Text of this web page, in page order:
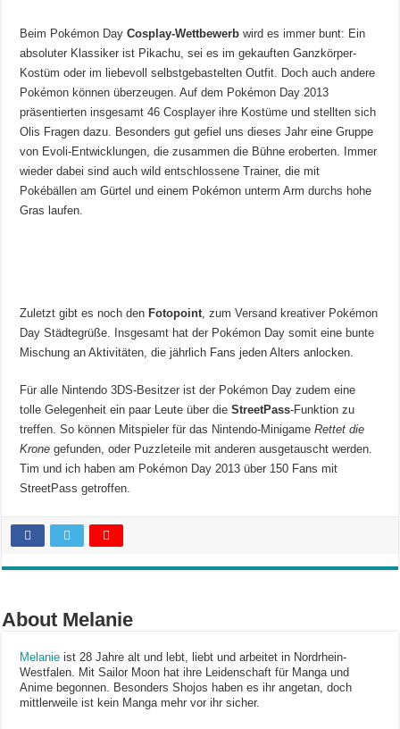
Beim Pokémon DayCosplay-Wettbewerb wird es immer bunt: Ein
absoluter Klassiker ist Pikachu, sei es im gekauften Ganzkörper-
Kostüm oder im liebevoll selbstgebastelten Outfit. Doch auch andere
Pokémon können überzeugen. Auf dem Pokémon Day 2013
präsentierten insgesamt 46 Cosplayer ihre Kostüme und stellten sich
Olis Fragen dazu. Besonders gut gefiel uns dieses Jahr eine Gruppe
von Evoli-Entwicklungen, die zusammen die Bühne eroberten. Immer
wieder dabei sind auch wild entschlossene Trainer, die mit
Pokébällen am Gürtel und einem Pokémon unterm Arm durchs hohe
Gras laufen.
Zuletzt gibt es noch den Fotopoint, zum Versand kreativer Pokémon
Day Städtegrüße. Insgesamt hat der Pokémon Day somit eine bunte
Mischung an Aktivitäten, die jährlich Fans jeden Alters anlocken.
Für alle Nintendo 3DS-Besitzer ist der Pokémon Day zudem eine
tolle Gelegenheit ein paar Leute über dieStreetPass-Funktion zu
treffen. So können Mitspieler für das Nintendo-MinigameRettet die
Krone gefunden, oder Puzzleteile mit anderen ausgetauscht werden.
Tim und ich haben am Pokémon Day 2013 über 150 Fans mit
StreetPass getroffen.
About Melanie
Melanie ist 28 Jahre alt und lebt, liebt und arbeitet in Nordrhein-
Westfalen. Mit Sailor Moon hat ihre Leidenschaft für Manga und
Anime begonnen. Besonders Shojos haben es ihr angetan, doch
mittlerweile ist kein Manga mehr vor ihr sicher.